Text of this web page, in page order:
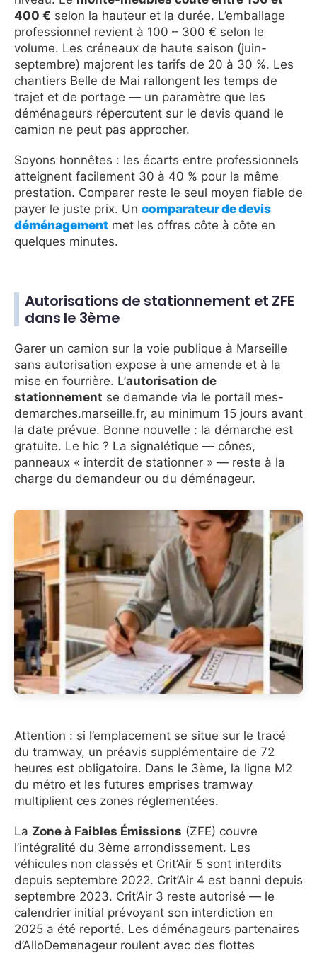
400 € selon la hauteur et la durée. L’emballage
professionnel revient à 100 – 300 € selon le
volume. Les créneaux de haute saison (juin-
septembre) majorent les tarifs de 20 à 30 %. Les
chantiers Belle de Mai rallongent les temps de
trajet et de portage — un paramètre que les
déménageurs répercutent sur le devis quand le
camion ne peut pas approcher.
Soyons honnêtes : les écarts entre professionnels
atteignent facilement 30 à 40 % pour la même
prestation. Comparer reste le seul moyen fiable de
payer le juste prix. Un comparateur de devis
déménagement met les offres côte à côte en
quelques minutes.
Autorisations de stationnement et ZFE
dans le 3ème
Garer un camion sur la voie publique à Marseille
sans autorisation expose à une amende et à la
mise en fourrière. L’autorisation de
stationnement se demande via le portail mes-
demarches.marseille.fr, au minimum 15 jours avant
la date prévue. Bonne nouvelle : la démarche est
gratuite. Le hic ? La signalétique — cônes,
panneaux « interdit de stationner » — reste à la
charge du demandeur ou du déménageur.
Attention : si l’emplacement se situe sur le tracé
du tramway, un préavis supplémentaire de 72
heures est obligatoire. Dans le 3ème, la ligne M2
du métro et les futures emprises tramway
multiplient ces zones réglementées.
La Zone à Faibles Émissions (ZFE) couvre
l’intégralité du 3ème arrondissement. Les
véhicules non classés et Crit’Air 5 sont interdits
depuis septembre 2022. Crit’Air 4 est banni depuis
septembre 2023. Crit’Air 3 reste autorisé — le
calendrier initial prévoyant son interdiction en
2025 a été reporté. Les déménageurs partenaires
d’AlloDemenageur roulent avec des flottes